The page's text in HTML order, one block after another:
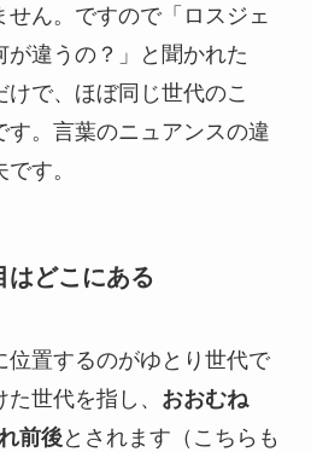
ん。ですので「ロスジェ
が違うの？」と聞かれた
で、ほぼ同じ世代のこ
す。言葉のニュアンスの違
す。
はどこにある
位置するのがゆとり世代で
世代を指し、 おおむね
前後とされます（こちらも